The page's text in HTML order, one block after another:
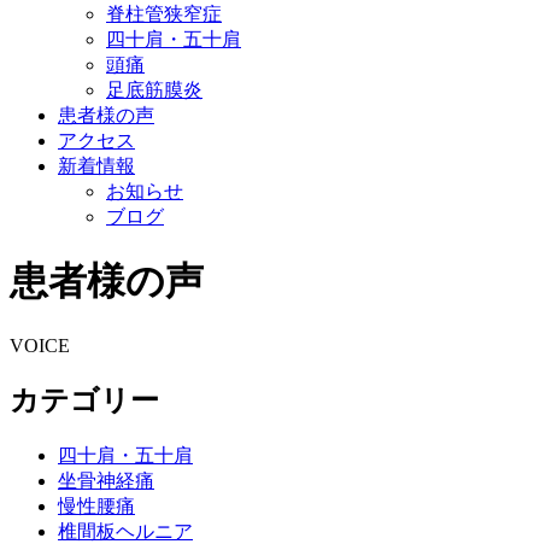
脊柱管狭窄症
四十肩・五十肩
頭痛
足底筋膜炎
患者様の声
アクセス
新着情報
お知らせ
ブログ
患者様の声
VOICE
カテゴリー
四十肩・五十肩
坐骨神経痛
慢性腰痛
椎間板ヘルニア